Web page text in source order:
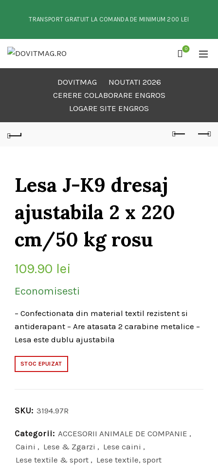
TRANSPORT GRATUIT LA COMANDA DE MINIMUM 200 LEI
0
DOVITMAG
NOUTATI 2026
CERERE COLABORARE ENGROS
LOGARE SITE ENGROS
Lesa J-K9 dresaj
ajustabila 2 x 220
cm/50 kg rosu
109.90 lei
Economisesti
– Confectionata din material textil rezistent si
antiderapant – Are atasata 2 carabine metalice –
Lesa este dublu ajustabila
STOC EPUIZAT
SKU: 3194.97R
Categorii: ACCESORII ANIMALE DE COMPANIE ,
Caini , Lese & Zgarzi , Lese caini ,
Lese textile & sport , Lese textile, sport